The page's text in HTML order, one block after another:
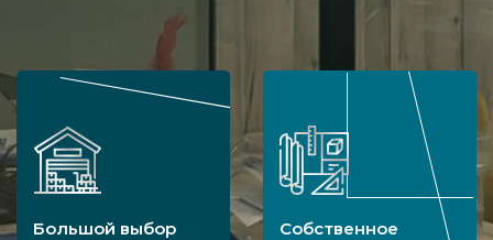
Большой выбор
Собственное